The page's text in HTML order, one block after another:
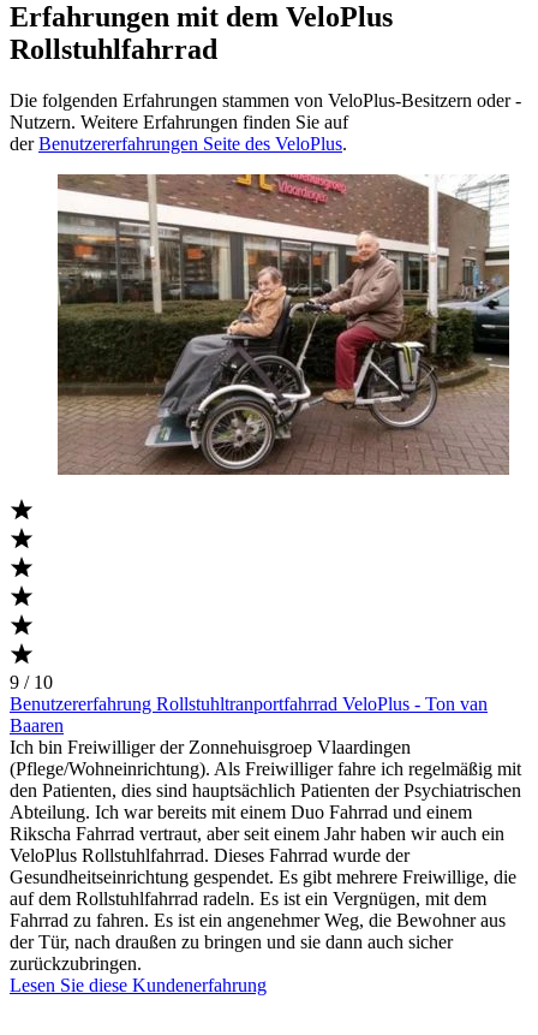
Erfahrungen mit dem VeloPlus
Rollstuhlfahrrad
Die folgenden Erfahrungen stammen von VeloPlus-Besitzern oder -
Nutzern. Weitere Erfahrungen finden Sie auf
derBenutzererfahrungen Seite des VeloPlus.
9 / 10
Benutzererfahrung Rollstuhltranportfahrrad VeloPlus - Ton van
Baaren
Ich bin Freiwilliger der Zonnehuisgroep Vlaardingen
(Pflege/Wohneinrichtung). Als Freiwilliger fahre ich regelmäßig mit
den Patienten, dies sind hauptsächlich Patienten der Psychiatrischen
Abteilung. Ich war bereits mit einem Duo Fahrrad und einem
Rikscha Fahrrad vertraut, aber seit einem Jahr haben wir auch ein
VeloPlus Rollstuhlfahrrad. Dieses Fahrrad wurde der
Gesundheitseinrichtung gespendet. Es gibt mehrere Freiwillige, die
auf dem Rollstuhlfahrrad radeln. Es ist ein Vergnügen, mit dem
Fahrrad zu fahren. Es ist ein angenehmer Weg, die Bewohner aus
der Tür, nach draußen zu bringen und sie dann auch sicher
zurückzubringen.
Lesen Sie diese Kundenerfahrung